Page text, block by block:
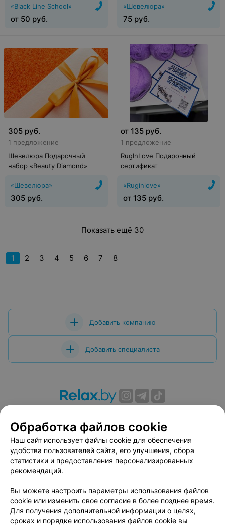
«Black Line School»
от 50 руб.
«Шевелюра»
75 руб.
305 руб.
1 предложение
Шевелюра Подарочный
набор «Beauty Diamond»
«Шевелюра»
305 руб.
от 135 руб.
1 предложение
RugInLove Подарочный
сертификат
«Ruginlove»
от 135 руб.
Показать ещё 30
1 2 3 4 5 6 7 8
Добавить компанию
Добавить специалиста
Вакансии
Публичный договор
Способы оплаты
Публичный договор по использованию сервиса
«Афиша»
Пользовательское соглашение
Связаться по вопросам сотрудничества
Написать руководителю relax.by
Персональные настройки cookie
Обработка файлов cookie
Наш сайт использует файлы cookie для обеспечения
удобства пользователей сайта, его улучшения, сбора
статистики и предоставления персонализированных
рекомендаций.
Вы можете настроить параметры использования файлов
cookie или изменить свое согласие в более позднее время.
Для получения дополнительной информации о целях,
сроках и порядке использования файлов cookie вы